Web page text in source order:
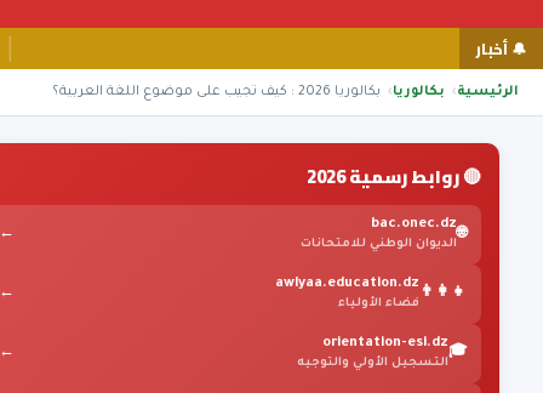
🔔 أخبار
الرئيسية بكالوريا بكالوريا 2026 : كيف تجيب على موضوع اللغة العربية؟
🔴 روابط رسمية 2026
🌐
bac.onec.dz
الديوان الوطني للامتحانات
←
👨‍👩‍👧
awlyaa.education.dz
فضاء الأولياء
←
🎓
orientation-esi.dz
التسجيل الأولي والتوجيه
←